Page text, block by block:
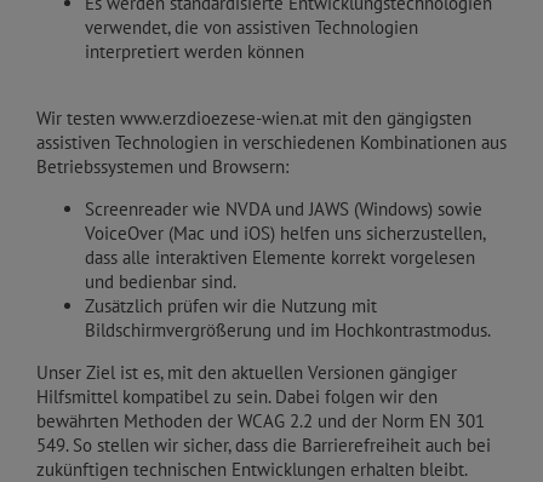
verwendet, die von assistiven Technologien
interpretiert werden können
Wir testen www.erzdioezese-wien.at mit den gängigsten
assistiven Technologien in verschiedenen Kombinationen aus
Betriebssystemen und Browsern:
Screenreader wie NVDA und JAWS (Windows) sowie
VoiceOver (Mac und iOS) helfen uns sicherzustellen,
dass alle interaktiven Elemente korrekt vorgelesen
und bedienbar sind.
Zusätzlich prüfen wir die Nutzung mit
Bildschirmvergrößerung und im Hochkontrastmodus.
Unser Ziel ist es, mit den aktuellen Versionen gängiger
Hilfsmittel kompatibel zu sein. Dabei folgen wir den
bewährten Methoden der WCAG 2.2 und der Norm EN 301
549. So stellen wir sicher, dass die Barrierefreiheit auch bei
zukünftigen technischen Entwicklungen erhalten bleibt.